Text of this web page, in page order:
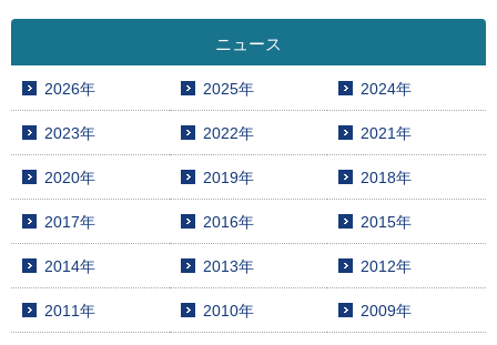
ニュース
2026年 2025年 2024年
2023年 2022年 2021年
2020年 2019年 2018年
2017年 2016年 2015年
2014年 2013年 2012年
2011年 2010年 2009年